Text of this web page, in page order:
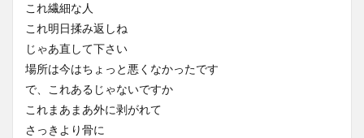
これ繊細な人
これ明日揉み返しね
じゃあ直して下さい
場所は今はちょっと悪くなかったです
で、これあるじゃないですか
これまあまあ外に剥がれて
さっきより骨に